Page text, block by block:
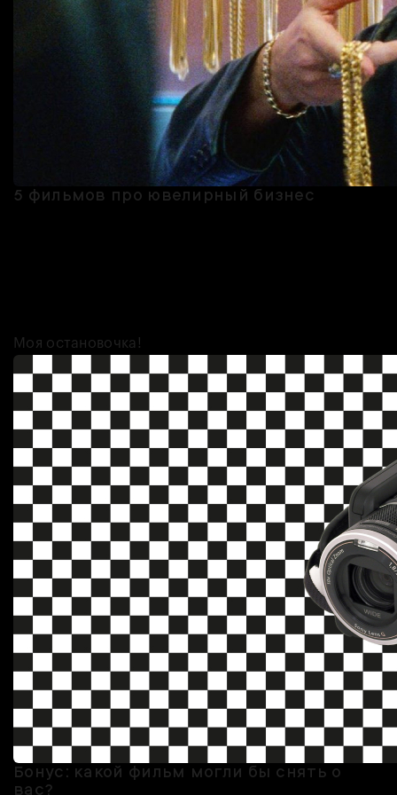
5 фильмов про ювелирный бизнес
Моя остановочка!
Бонус: какой фильм могли бы снять о
вас?